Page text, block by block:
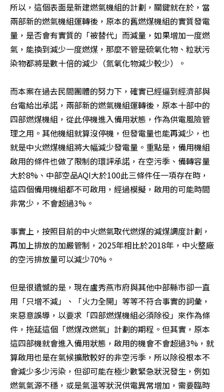
所以，這個表面是新建燃氣機組的計劃，關鍵就在於，當
兩部新的燃氣機組運轉後，原本的舊燃煤機組的實質發電
量，是否會有實質的「被替代」而減量，如果增加一度燃
氣，能換到減少一度燃煤，那麼不管是硫氧化物、粒狀污
染物都將是數十倍的減少（氮氧化物減少較少）。
而本案在過去民間團體的努力下，確實已經逼到經濟部與
台電給出承諾，兩部新的燃氣機組運轉後，原本十部中的
四部燃煤機組，從此停機進入備用狀態，作為供電風險管
理之用。其他機組就算沒停機，但發電量也能再減少，也
就是中火燃煤機組將大幅減少發電量。重點是，備用機組
啟用的條件也做了限制的環評承諾，在空污季、備轉容量
大於8%、中部空品AQI大於100此三條件任一項存在時，
這四個備用機組都不可啟用，經過模擬，啟用的可能時間
非常少，不會超過3%。
事實上，按照目前的中火燃氣取代燃煤的減煤調度計劃，
再加上排放的加嚴管制，2025年相比於2018年，中火整廠
的空污排放量可以減少70%。
但是很遺憾的是，現在盧秀燕市府與其他中部縣市卻一直
用「只增不減」、「火力全開」等等不符合事實的詞彙，
來惡意誤導，以要求「四部燃煤機組必須除役」來作為條
件，拖延這個「燃煤改燃氣」計劃的期程。但其實，原本
這四部機就會進入備用狀態，啟用的機會不會超過3%，就
算啟用也是在氣候擴散較好的非空污季，所以除役根本不
會減少多少污染，但卻可能在極少數緊急狀況發生，例如
燃氣氣源不穩，或是氣溫等狀況供電異常增加，需要臨時